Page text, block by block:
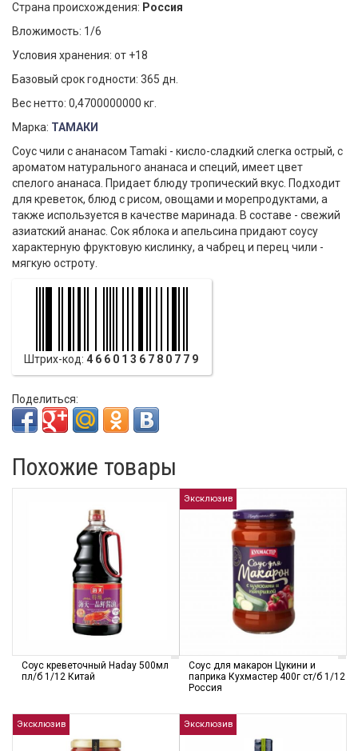
Страна происхождения: Россия
Вложимость: 1/6
Условия хранения: от +18
Базовый срок годности: 365 дн.
Вес нетто: 0,4700000000 кг.
Марка: ТАМАКИ
Соус чили с ананасом Tamaki - кисло-сладкий слегка острый, с
ароматом натурального ананаса и специй, имеет цвет
спелого ананаса. Придает блюду тропический вкус. Подходит
для креветок, блюд с рисом, овощами и морепродуктами, а
также используется в качестве маринада. В составе - свежий
азиатский ананас. Сок яблока и апельсина придают соусу
характерную фруктовую кислинку, а чабрец и перец чили -
мягкую остроту.
Штрих-код: 4660136780779
Поделиться:
Похожие товары
Соус креветочный Haday 500мл
пл/б 1/12 Китай
Эксклюзив
Соус для макарон Цукини и
паприка Кухмастер 400г ст/б 1/12
Россия
Эксклюзив Эксклюзив